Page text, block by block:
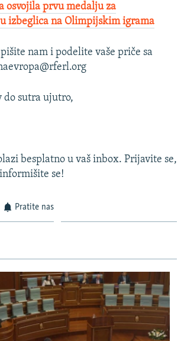
osvojila prvu medalju za
izbeglica na Olimpijskim igrama
nam i podelite vaše priče sa
do sutra ujutro,
besplatno u vaš inbox. Prijavite se,
se!
Pratite nas